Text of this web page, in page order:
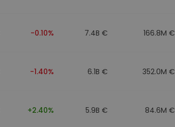
-0.10% 7.4B € 166.8M €
-1.40% 6.1B € 352.0M €
+2.40% 5.9B € 84.6M €